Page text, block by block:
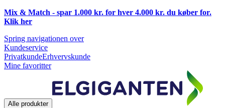
Mix & Match - spar 1.000 kr. for hver 4.000 kr. du køber for.
Klik her
Spring navigationen over
Kundeservice
PrivatkundeErhvervskunde
Mine favoritter
Alle produkter